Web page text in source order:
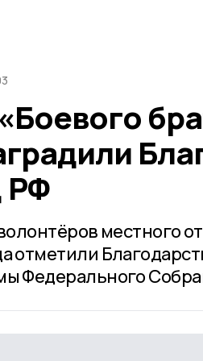
РФ
местного
отметили
Федерального